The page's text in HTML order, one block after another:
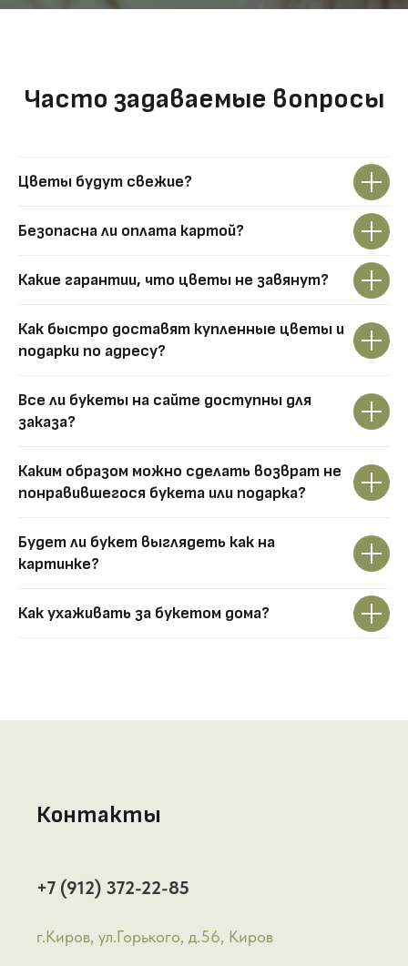
Часто задаваемые вопросы
Цветы будут свежие?
Безопасна ли оплата картой?
Какие гарантии, что цветы не завянут?
Как быстро доставят купленные цветы и
подарки по адресу?
Все ли букеты на сайте доступны для
заказа?
Каким образом можно сделать возврат не
понравившегося букета или подарка?
Будет ли букет выглядеть как на
картинке?
Как ухаживать за букетом дома?
Контакты
+7 (912) 372-22-85
г.Киров, ул.Горького, д.56, Киров